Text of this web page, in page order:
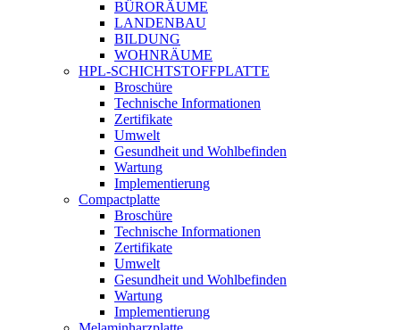
BÜRORÄUME
LANDENBAU
BILDUNG
WOHNRÄUME
HPL-SCHICHTSTOFFPLATTE
Broschüre
Technische Informationen
Zertifikate
Umwelt
Gesundheit und Wohlbefinden
Wartung
Implementierung
Compactplatte
Broschüre
Technische Informationen
Zertifikate
Umwelt
Gesundheit und Wohlbefinden
Wartung
Implementierung